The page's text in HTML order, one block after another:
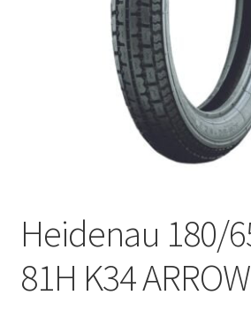
Heidenau 180/
81H K34